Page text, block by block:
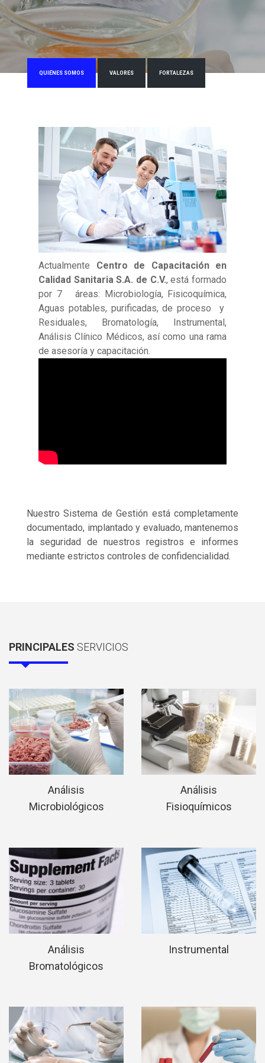
QUIÉNES SOMOS VALORES FORTALEZAS
Actualmente Centro de Capacitación en
Calidad Sanitaria S.A. de C.V., está formado
por 7 áreas: Microbiología, Fisicoquímica,
Aguas potables, purificadas, de proceso y
Residuales, Bromatología, Instrumental,
Análisis Clínico Médicos, así como una rama
de asesoría y capacitación.
Nuestro Sistema de Gestión está completamente
documentado, implantado y evaluado, mantenemos
la seguridad de nuestros registros e informes
mediante estrictos controles de confidencialidad.
PRINCIPALES SERVICIOS
Análisis
Microbiológicos
Análisis
Fisioquímicos
Análisis
Bromatológicos
Instrumental